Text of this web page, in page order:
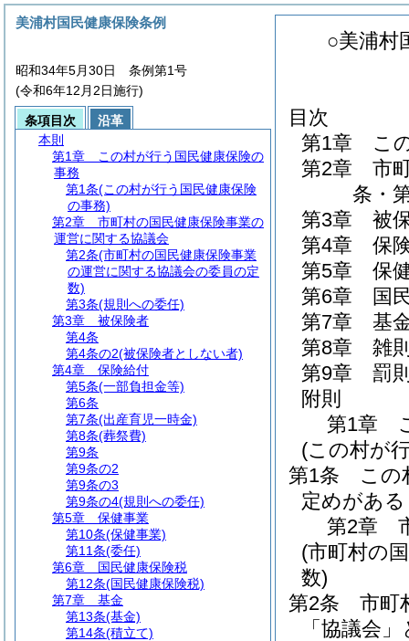
○美浦村
目次
第1章
こ
第2章
市
条・
第3章
被
第4章
保
第5章
保
第6章
国
第7章
基
第8章
雑
第9章
罰
附則
第1章
(この村が
第1条
この
定めがあ
第2章
(市町村の
数)
第2条
市町
「協議会
美浦村国民健康保険条例
昭和34年5月30日 条例第1号
(令和6年12月2日施行)
条項目次
沿革
本則
第1章
この村が行う国民健康保険の
事務
第1条(この村が行う国民健康保険
の事務)
第2章
市町村の国民健康保険事業の
運営に関する協議会
第2条(市町村の国民健康保険事業
の運営に関する協議会の委員の定
数)
第3条(規則への委任)
第3章
被保険者
第4条
第4条の2(被保険者としない者)
第4章
保険給付
第5条(一部負担金等)
第6条
第7条(出産育児一時金)
第8条(葬祭費)
第9条
第9条の2
第9条の3
第9条の4(規則への委任)
第5章
保健事業
第10条(保健事業)
第11条(委任)
第6章
国民健康保険税
第12条(国民健康保険税)
第7章
基金
第13条(基金)
第14条(積立て)